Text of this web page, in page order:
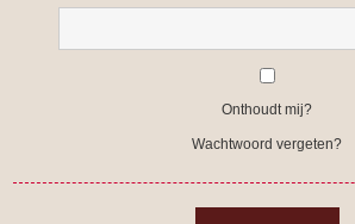
Onthoudt mij?
Wachtwoord vergeten?